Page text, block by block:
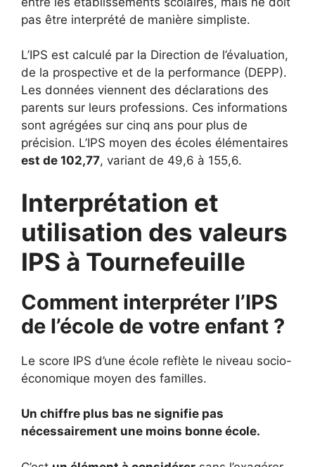
pas être interprété de manière simpliste.
L’IPS est calculé par la Direction de l’évaluation,
de la prospective et de la performance (DEPP).
Les données viennent des déclarations des
parents sur leurs professions. Ces informations
sont agrégées sur cinq ans pour plus de
précision. L’IPS moyen des écoles élémentaires
est de 102,77, variant de 49,6 à 155,6.
Interprétation et
utilisation des valeurs
IPS à Tournefeuille
Comment interpréter l’IPS
de l’école de votre enfant ?
Le score IPS d’une école reflète le niveau socio-
économique moyen des familles.
Un chiffre plus bas ne signifie pas
nécessairement une moins bonne école.